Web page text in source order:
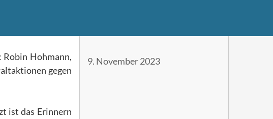
Robin Hohmann,
gegen
ist das Erinnern
9. November 2023